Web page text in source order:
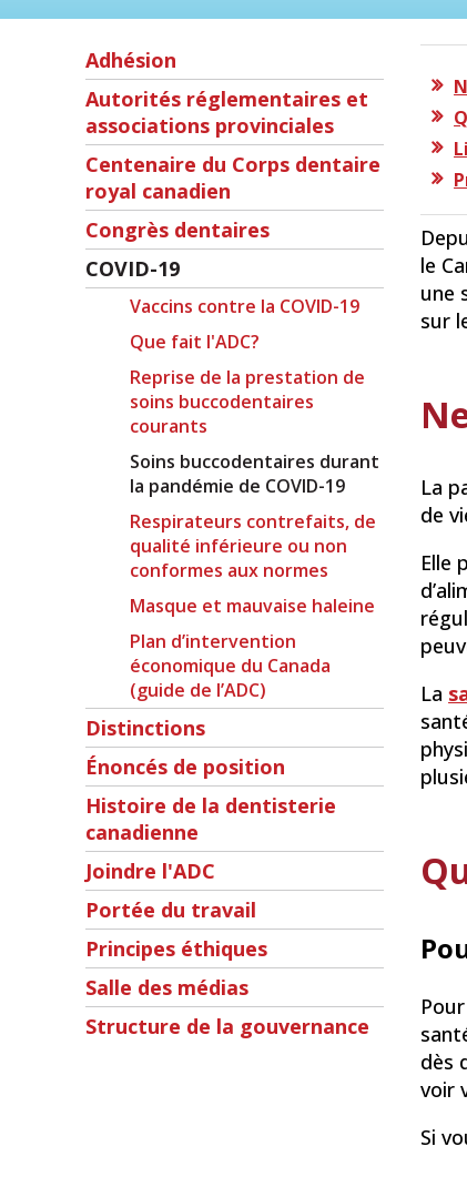
Adhésion
Autorités réglementaires et
associations provinciales
Centenaire du Corps dentaire
royal canadien
Congrès dentaires
COVID-19
Vaccins contre la COVID-19
Que fait l'ADC?
Reprise de la prestation de
soins buccodentaires
courants
Soins buccodentaires durant
la pandémie de COVID-19
Respirateurs contrefaits, de
qualité inférieure ou non
conformes aux normes
Masque et mauvaise haleine
Plan d’intervention
économique du Canada
(guide de l’ADC)
Distinctions
Énoncés de position
Histoire de la dentisterie
canadienne
Joindre l'ADC
Portée du travail
Principes éthiques
Salle des médias
Structure de la gouvernance
le
une
sur
La
de
Elle
La
dès
voir
Si